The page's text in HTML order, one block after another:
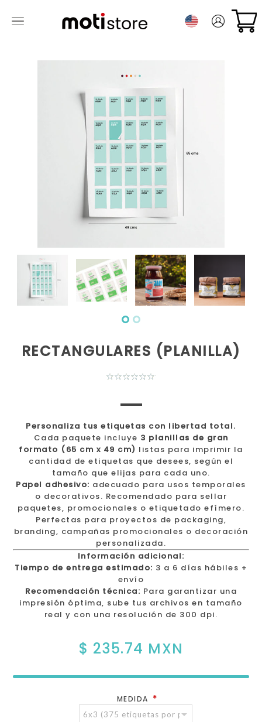
RECTANGULARES (PLANILLA)
Personaliza tus etiquetas con libertad total.
Cada paquete incluye 3 planillas de gran
formato (65 cm x 49 cm) listas para imprimir la
cantidad de etiquetas que desees, según el
tamaño que elijas para cada uno.
Papel adhesivo: adecuado para usos temporales
o decorativos. Recomendado para sellar
paquetes, promocionales o etiquetado efímero.
Perfectas para proyectos de packaging,
branding, campañas promocionales o decoración
personalizada.
Información adicional:
Tiempo de entrega estimado: 3 a 6 días hábiles +
envío
Recomendación técnica: Para garantizar una
impresión óptima, sube tus archivos en tamaño
real y con una resolución de 300 dpi.
$ 235.74 MXN
MEDIDA *